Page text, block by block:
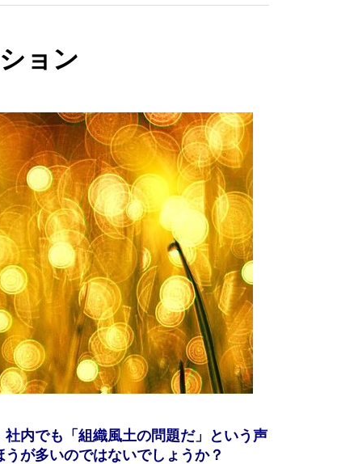
ョン
内でも「組織風土の問題だ」という声
が多いのではないでしょうか？